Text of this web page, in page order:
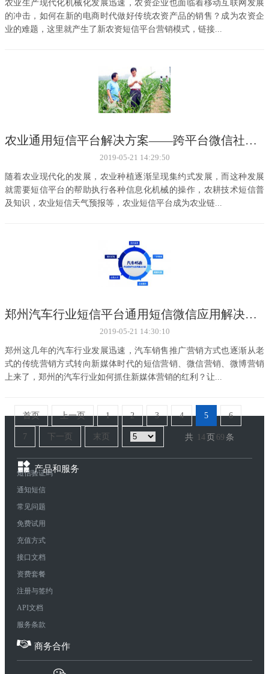
农业生产现代化机械化发展迅速，农资企业也面临着移动互联网发展
的冲击，如何在新的电商时代做好传统农资产品的销售？成为农资企
业的难题，这里就产生了新农资短信平台营销模式，链接...
农业通用短信平台解决方案——跨平台微信社交链接互联网
2019-05-21 14:29:50
随着农业现代化的发展，农业种植逐渐呈现集约式发展，而这种发展
就需要短信平台的帮助执行各种信息化机械的操作，农耕技术短信普
及知识，农业短信天气预报等，农业短信平台成为农业链...
郑州汽车行业短信平台通用短信微信应用解决方案
2019-05-21 14:30:10
郑州这几年的汽车行业发展迅速，汽车销售推广营销方式也逐渐从老
式的传统营销方式转向新媒体时代的短信营销、微信营销、微博营销
上来了，郑州的汽车行业如何抓住新媒体营销的红利？让...
首页 上一页 1 2 3 4 5 6
7 下一页 末页 共 14 页 69 条
产品和服务
短信验证码
通知短信
常见问题
免费试用
充值方式
接口文档
资费套餐
注册与签约
API文档
服务条款
商务合作